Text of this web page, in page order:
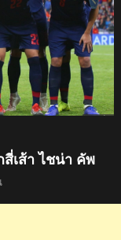
สี่เส้า ไชน่า คัพ
บน